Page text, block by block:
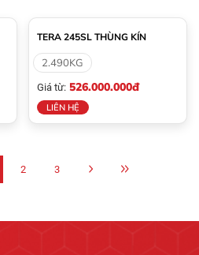
TERA 245SL THÙNG KÍN
2.490KG
Giá từ: 526.000.000đ
LIÊN HỆ
2 3